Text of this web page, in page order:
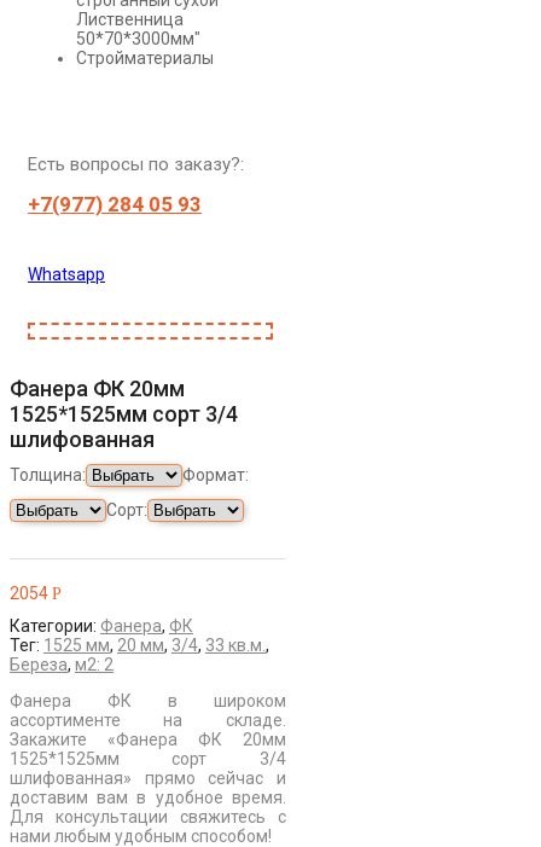
Есть вопросы по заказу?:
+7(977) 284 05 93
Whatsapp
Фанера ФК 20мм
1525*1525мм сорт 3/4
шлифованная
Толщина:
Формат:
Сорт:
2054 Р
Категории: Фанера, ФК
Тег: 1525 мм, 20 мм, 3/4, 33 кв.м. ,
Береза, м2: 2
Фанера ФК в широком
ассортименте на складе.
Закажите «Фанера ФК 20мм
1525*1525мм сорт 3/4
шлифованная» прямо сейчас и
доставим вам в удобное время.
Для консультации свяжитесь с
нами любым удобным способом!